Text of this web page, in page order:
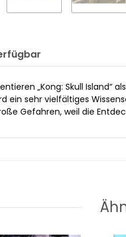
„Kong: Skull
ein sehr vielfältiges
Gefahren, weil die